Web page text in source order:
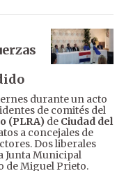
durante un acto
de comités del
(PLRA) de Ciudad del
a concejales de
Dos liberales
Junta Municipal
de Miguel Prieto.